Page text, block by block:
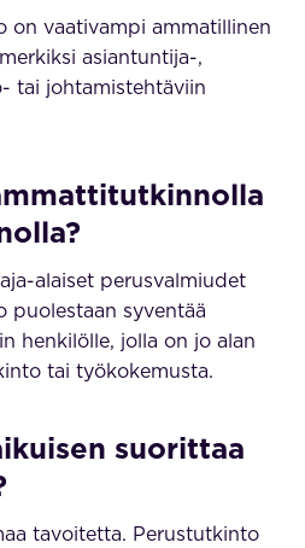
on vaativampi ammatillinen
asiantuntija-,
tai johtamistehtäviin
alaiset perusvalmiudet
syventää
henkilölle, jolla on jo alan
tai työkokemusta.
suorittaa
tavoitetta. Perustutkinto